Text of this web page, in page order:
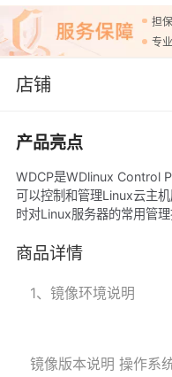
担
专
店铺
产品亮点
WDCP是WDlinux Control
可以控制和管理Linux云主
时对Linux服务器的常用管
商品详情
1、镜像环境说明
镜像版本说明 操作系